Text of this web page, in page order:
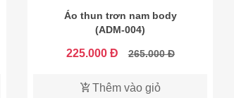
Áo thun trơn nam body
(ADM-004)
225.000 Đ 265.000 Đ
Thêm vào giỏ